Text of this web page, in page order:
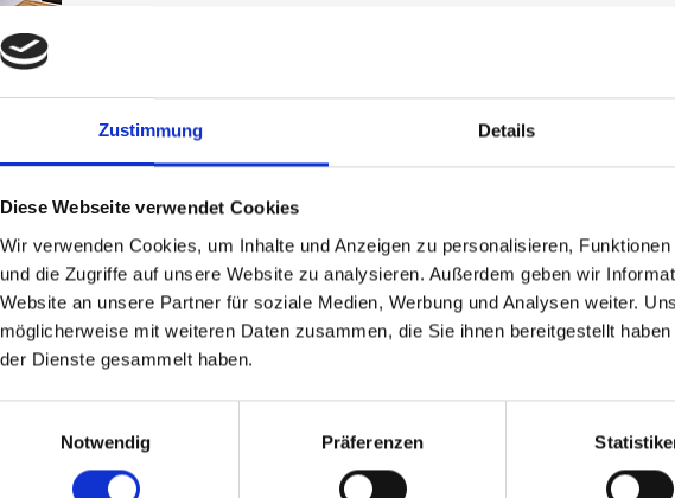
Zustimmung Details
Diese Webseite verwendet Cookies
Wir verwenden Cookies, um Inhalte und Anzeigen zu personalisieren,
und die Zugriffe auf unsere Website zu analysieren. Außerdem geben wir
Website an unsere Partner für soziale Medien, Werbung und Analysen weiter.
möglicherweise mit weiteren Daten zusammen, die Sie ihnen bereitgestellt
der Dienste gesammelt haben.
Notwendig
Präferenzen